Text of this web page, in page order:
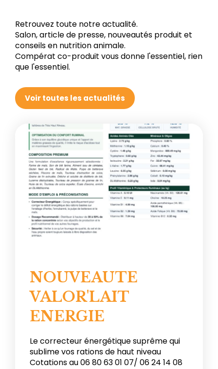
Retrouvez toute notre actualité.
Salon, article de presse, nouveautés produit et
conseils en nutrition animale.
Compérat co-produit vous donne l'essentiel, rien
que l'essentiel.
Voir toutes les actualités
NOUVEAUTE
VALOR'LAIT
ENERGIE
Le correcteur énergétique suprême qui
sublime vos rations de haut niveau
Cotations au 06 80 63 01 07/ 06 24 14 08